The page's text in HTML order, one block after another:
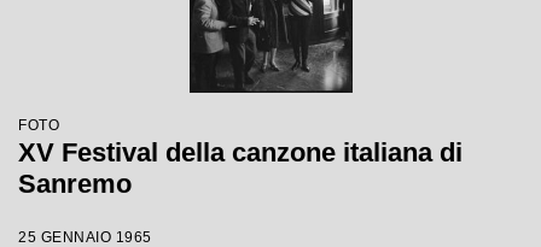
FOTO
XV Festival della canzone italiana di
Sanremo
25 GENNAIO 1965